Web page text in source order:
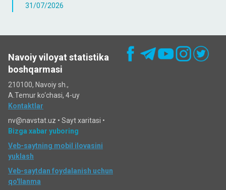
31/07/2026
Navoiy viloyat statistika
boshqarmasi
210100, Navoiy sh.,
A.Temur ko‘chаsi, 4-uy
Kontaktlar
nv@navstat.uz • Sayt xaritasi •
Bizga xabar yuboring
Veb-saytning mobil ilovasini
yuklash
Veb-saytdan foydalanish uchun
qo'llanma